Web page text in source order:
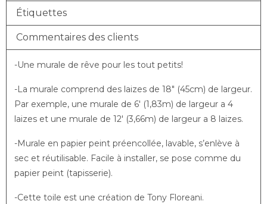
Étiquettes
Commentaires des clients
-Une murale de rêve pour les tout petits!
-La murale comprend des laizes de 18″ (45cm) de largeur.
Par exemple, une murale de 6′ (1,83m) de largeur a 4
laizes et une murale de 12′ (3,66m) de largeur a 8 laizes.
-Murale en papier peint préencollée, lavable, s’enlève à
sec et réutilisable. Facile à installer, se pose comme du
papier peint (tapisserie).
-Cette toile est une création de Tony Floreani.